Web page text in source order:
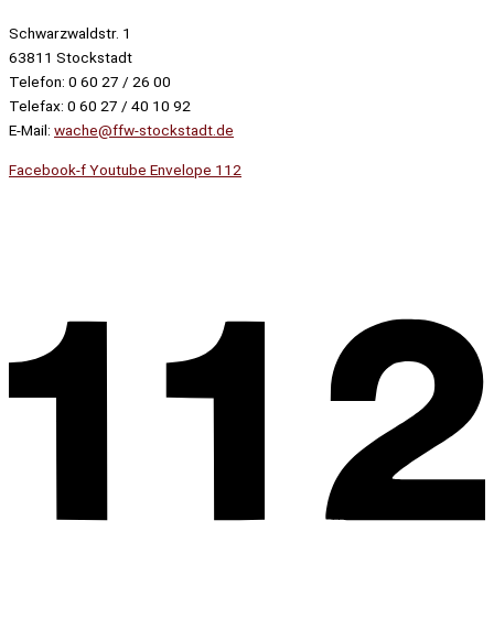
Schwarzwaldstr. 1
63811 Stockstadt
Telefon: 0 60 27 / 26 00
Telefax: 0 60 27 / 40 10 92
E-Mail: wache@ffw-stockstadt.de
Facebook-fYoutube Envelope 112